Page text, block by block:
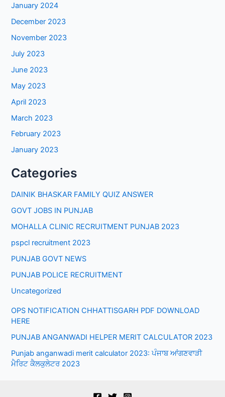
January 2024
December 2023
November 2023
July 2023
June 2023
May 2023
April 2023
March 2023
February 2023
January 2023
Categories
DAINIK BHASKAR FAMILY QUIZ ANSWER
GOVT JOBS IN PUNJAB
MOHALLA CLINIC RECRUITMENT PUNJAB 2023
pspcl recruitment 2023
PUNJAB GOVT NEWS
PUNJAB POLICE RECRUITMENT
Uncategorized
OPS NOTIFICATION CHHATTISGARH PDF DOWNLOAD
HERE
PUNJAB ANGANWADI HELPER MERIT CALCULATOR 2023
Punjab anganwadi merit calculator 2023: ਪੰਜਾਬ ਆਂਗਣਵਾੜੀ
ਮੈਰਿਟ ਕੈਲਕੁਲੇਟਰ 2023